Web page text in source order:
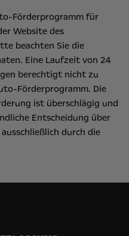
Förderprogramm für
Website des
beachten Sie die
Eine Laufzeit von 24
berechtigt nicht zu
Förderprogramm. Die
ist überschlägig und
Entscheidung über
durch die